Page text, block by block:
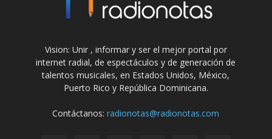
Vision: Unir , informar y ser el mejor portal por
internet radial, de espectáculos y de generación de
talentos musicales, en Estados Unidos, México,
Puerto Rico y República Dominicana.
Contáctanos:radionotas@radionotas.com